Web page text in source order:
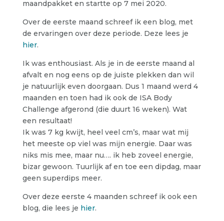
maandpakket en startte op 7 mei 2020.
Over de eerste maand schreef ik een blog, met
de ervaringen over deze periode. Deze lees je
hier.
Ik was enthousiast. Als je in de eerste maand al
afvalt en nog eens op de juiste plekken dan wil
je natuurlijk even doorgaan. Dus 1 maand werd 4
maanden en toen had ik ook de ISA Body
Challenge afgerond (die duurt 16 weken). Wat
een resultaat!
Ik was 7 kg kwijt, heel veel cm’s, maar wat mij
het meeste op viel was mijn energie. Daar was
niks mis mee, maar nu…. ik heb zoveel energie,
bizar gewoon. Tuurlijk af en toe een dipdag, maar
geen superdips meer.
Over deze eerste 4 maanden schreef ik ook een
blog, die lees je hier.